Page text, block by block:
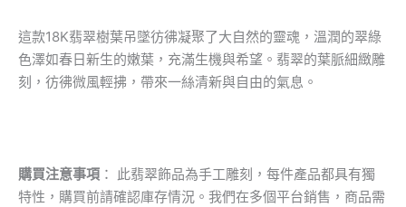
這款18K翡翠樹葉吊墜彷彿凝聚了大自然的靈魂，溫潤的翠綠
色澤如春日新生的嫩葉，充滿生機與希望。翡翠的葉脈細緻雕
刻，彷彿微風輕拂，帶來一絲清新與自由的氣息。
購買注意事項 ： 此翡翠飾品為手工雕刻，每件產品都具有獨
特性，購買前請確認庫存情況。我們在多個平台銷售，商品需